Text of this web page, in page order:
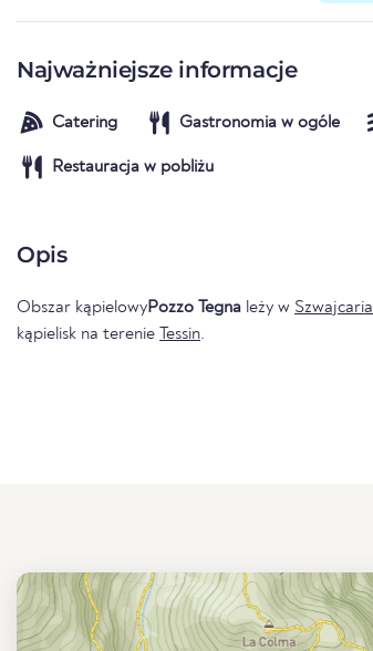
Najważniejsze informacje
Catering Gastronomia w ogóle
Restauracja w pobliżu
Opis
Obszar kąpielowyPozzo Tegna leży w Szwajcaria
kąpielisk na terenie Tessin.